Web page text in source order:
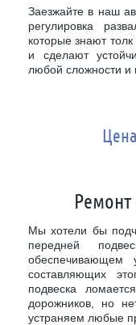
Заезжайте в наш
регулировка
которые знают
и сделают
любой сложности и
Ремонт
Мы хотели бы
передней
обеспечивающем
составляющих
подвеска
дорожников, но
устраняем любые